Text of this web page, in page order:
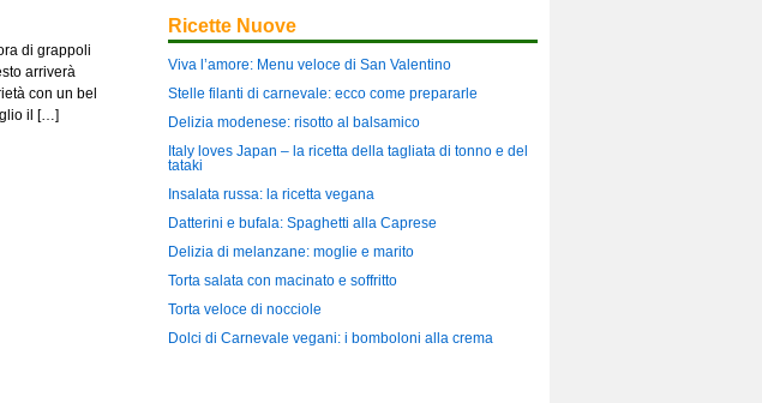
di grappoli
arriverà
con un bel
il […]
Ricette Nuove
Viva l’amore: Menu veloce di San Valentino
Stelle filanti di carnevale: ecco come prepararle
Delizia modenese: risotto al balsamico
Italy loves Japan – la ricetta della tagliata di tonno e del
tataki
Insalata russa: la ricetta vegana
Datterini e bufala: Spaghetti alla Caprese
Delizia di melanzane: moglie e marito
Torta salata con macinato e soffritto
Torta veloce di nocciole
Dolci di Carnevale vegani: i bomboloni alla crema